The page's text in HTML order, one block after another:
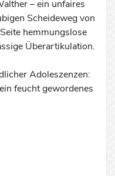
– ein unfaires
Scheideweg von
hemmungslose
Überartikulation.
Adoleszenzen:
feucht gewordenes